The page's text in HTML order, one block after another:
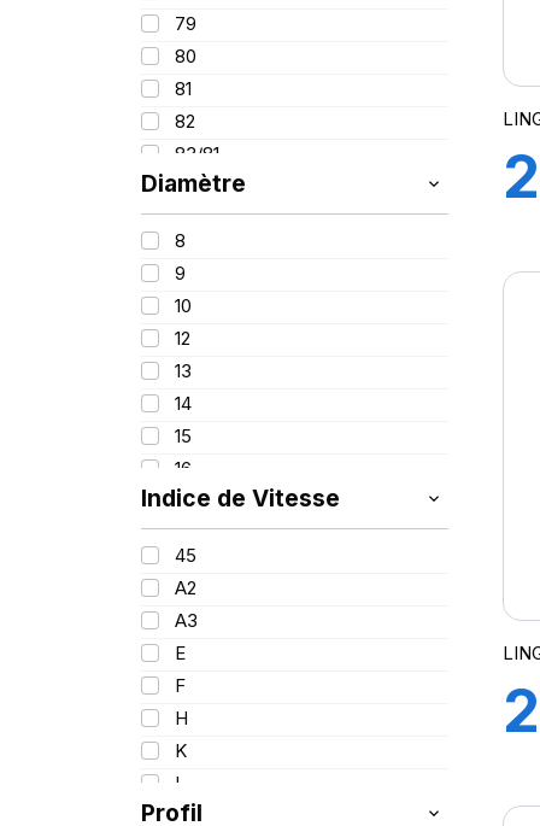
215
225
235
245
255
265
275
295
315
445
100
79
80
81
82
83/81
84
86
87
88
88/86
89
90
91
92
94
95
96
97
98
99
100
101
102
102/100
Diamètre
8
9
10
12
13
14
15
16
16.5
17
17.5
18
19
20
21
22.5
25
Indice de Vitesse
45
A2
A3
E
F
H
K
L
M
Profil